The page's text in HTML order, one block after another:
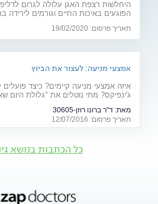
היחלשות רצפת האגן עלולה לגרום
הפוגעים באיכות החיים וגורמים לירידה
אלקטרומגנטי ולייזר וגינלי
תאריך פרסום: 19/02/2020
אמצעי מניעה: לעצור את הביוץ
איזה אמצעי מניעה קיימים? כיצד
ג'ינפיקס? מתי נוטלים את "גלולת היום
מאת: ד"ר ברונו רוזן-30605
תאריך פרסום: 12/07/2016
כל הכתבות בנושא